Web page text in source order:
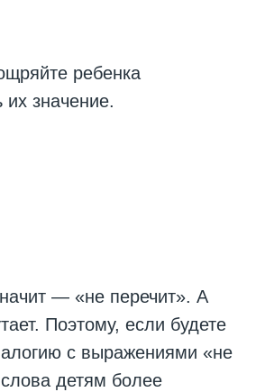
ребенка
их значение.
— «не перечит». А
Поэтому, если будете
с выражениями «не
детям более